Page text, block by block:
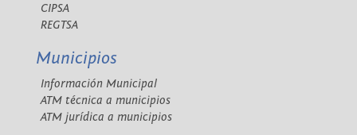
CIPSA
REGTSA
Municipios
Información Municipal
ATM técnica a municipios
ATM jurídica a municipios